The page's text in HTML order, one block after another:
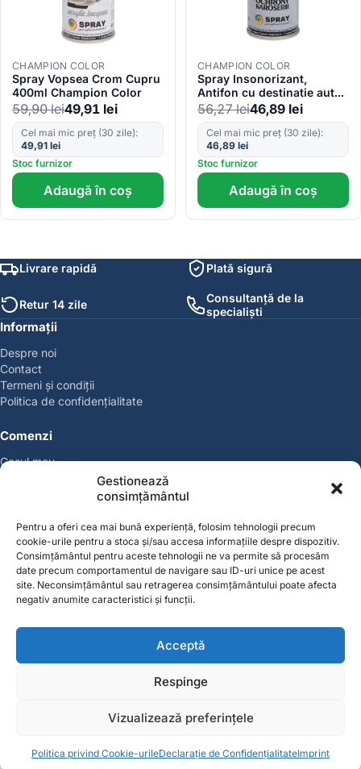
Gestionează
consimțământul
Pentru a oferi cea mai bună experiență, folosim tehnologii precum
cookie-urile pentru a stoca și/sau accesa informațiile despre dispozitiv.
Consimțământul pentru aceste tehnologii ne va permite să procesăm
date precum comportamentul de navigare sau ID-uri unice pe acest
site. Neconsimțământul sau retragerea consimțământului poate afecta
negativ anumite caracteristici și funcții.
Acceptă
Respinge
Vizualizează preferințele
Politica privind Cookie-urileDeclarație de ConfidențialitateImprint
CHAMPION COLOR
Spray Vopsea Crom Cupru
400ml Champion Color
59,90lei49,91 lei
Cel mai mic preț (30 zile):
49,91 lei
Stoc furnizor
Adaugă în coș
CHAMPION COLOR
Spray Insonorizant,
Antifon cu destinatie auto,
cantitate 500ml, culoare
Negru
56,27lei46,89 lei
Cel mai mic preț (30 zile):
46,89 lei
Stoc furnizor
Adaugă în coș
Livrare rapidă Plată sigură
Retur 14 zile
Consultanță de la
specialiști
Informații
Despre noi
Contact
Termeni și condiții
Politica de confidențialitate
Comenzi
Coșul meu
Cont
Contul meu
Favorite
Magazin
© 2026 SolGarden. Toate drepturile rezervate.
Acasă Categorii Coș Favorite Cont